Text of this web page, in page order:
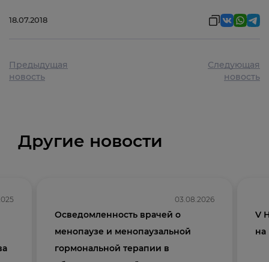
18.07.2018
Предыдущая
новость
Следующая
новость
Другие новости
03.08.2026
Осведомленность врачей о
менопаузе и менопаузальной
гормональной терапии в
V
на